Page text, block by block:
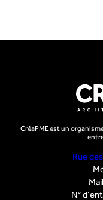
CréaPME est un
Rue
N°